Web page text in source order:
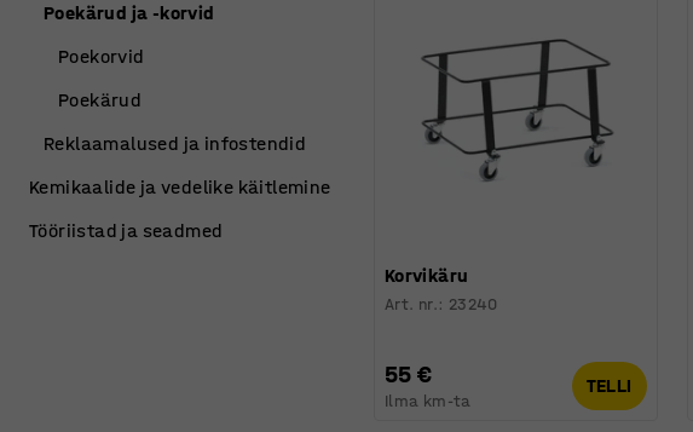
Korvikäru
Art. nr.: 23240
55 €
Ilma km-ta
TELLI
Poekärud ja -korvid
Poekorvid
Poekärud
Reklaamalused ja infostendid
Kemikaalide ja vedelike käitlemine
Tööriistad ja seadmed